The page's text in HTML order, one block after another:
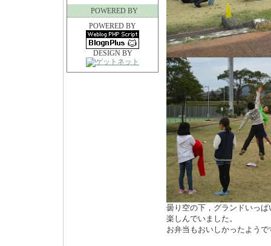
POWERED BY
POWERED BY
DESIGN BY
曇り空の下，グランドいっぱ
楽しんでいました。
お弁当もおいしかったようで